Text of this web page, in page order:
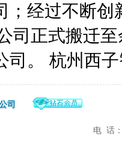
；经过不断
司正式搬迁
司。 杭州西
司
电 话